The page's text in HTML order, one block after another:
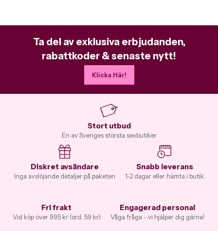
Ta del av exklusiva erbjudanden,
rabattkoder & senaste nytt!
Klicka Här!
Stort utbud
En av Sveriges största sexbutiker
Diskret avsändare
Inga avslöjande detaljer på paketen
Snabb leverans
1-2 dagar eller hämta i butik
Fri frakt
Vid köp över 995 kr (ord. 59 kr)
Engagerad personal
Våga fråga - vi hjälper dig gärna!